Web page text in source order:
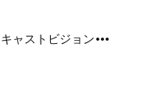
ャスト ビジョン